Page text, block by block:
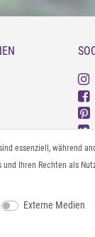
essenziell, während
Ihren Rechten als
Externe Medien